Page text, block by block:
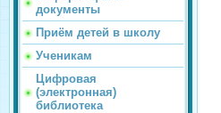
документы
Приём детей в школу
Ученикам
Цифровая
(электронная)
библиотека